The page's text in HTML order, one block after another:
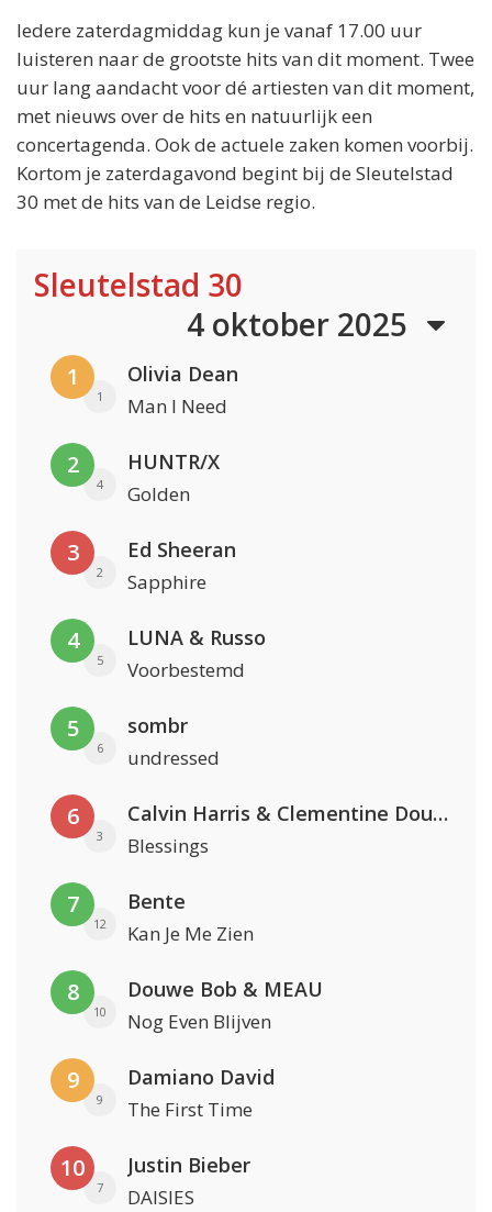
Iedere zaterdagmiddag kun je vanaf 17.00 uur
luisteren naar de grootste hits van dit moment. Twee
uur lang aandacht voor dé artiesten van dit moment,
met nieuws over de hits en natuurlijk een
concertagenda. Ook de actuele zaken komen voorbij.
Kortom je zaterdagavond begint bij de Sleutelstad
30 met de hits van de Leidse regio.
Sleutelstad 30
4 oktober 2025
1
1
Olivia Dean
Man I Need
2
4
HUNTR/X
Golden
3
2
Ed Sheeran
Sapphire
4
5
LUNA & Russo
Voorbestemd
5
6
sombr
undressed
6
3
Calvin Harris & Clementine Douglas
Blessings
7
12
Bente
Kan Je Me Zien
8
10
Douwe Bob & MEAU
Nog Even Blijven
9
9
Damiano David
The First Time
10
7
Justin Bieber
DAISIES